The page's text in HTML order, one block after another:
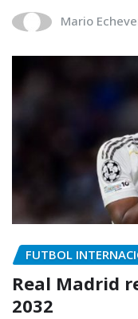
Mario
FUTBOL
Real Madrid
2032